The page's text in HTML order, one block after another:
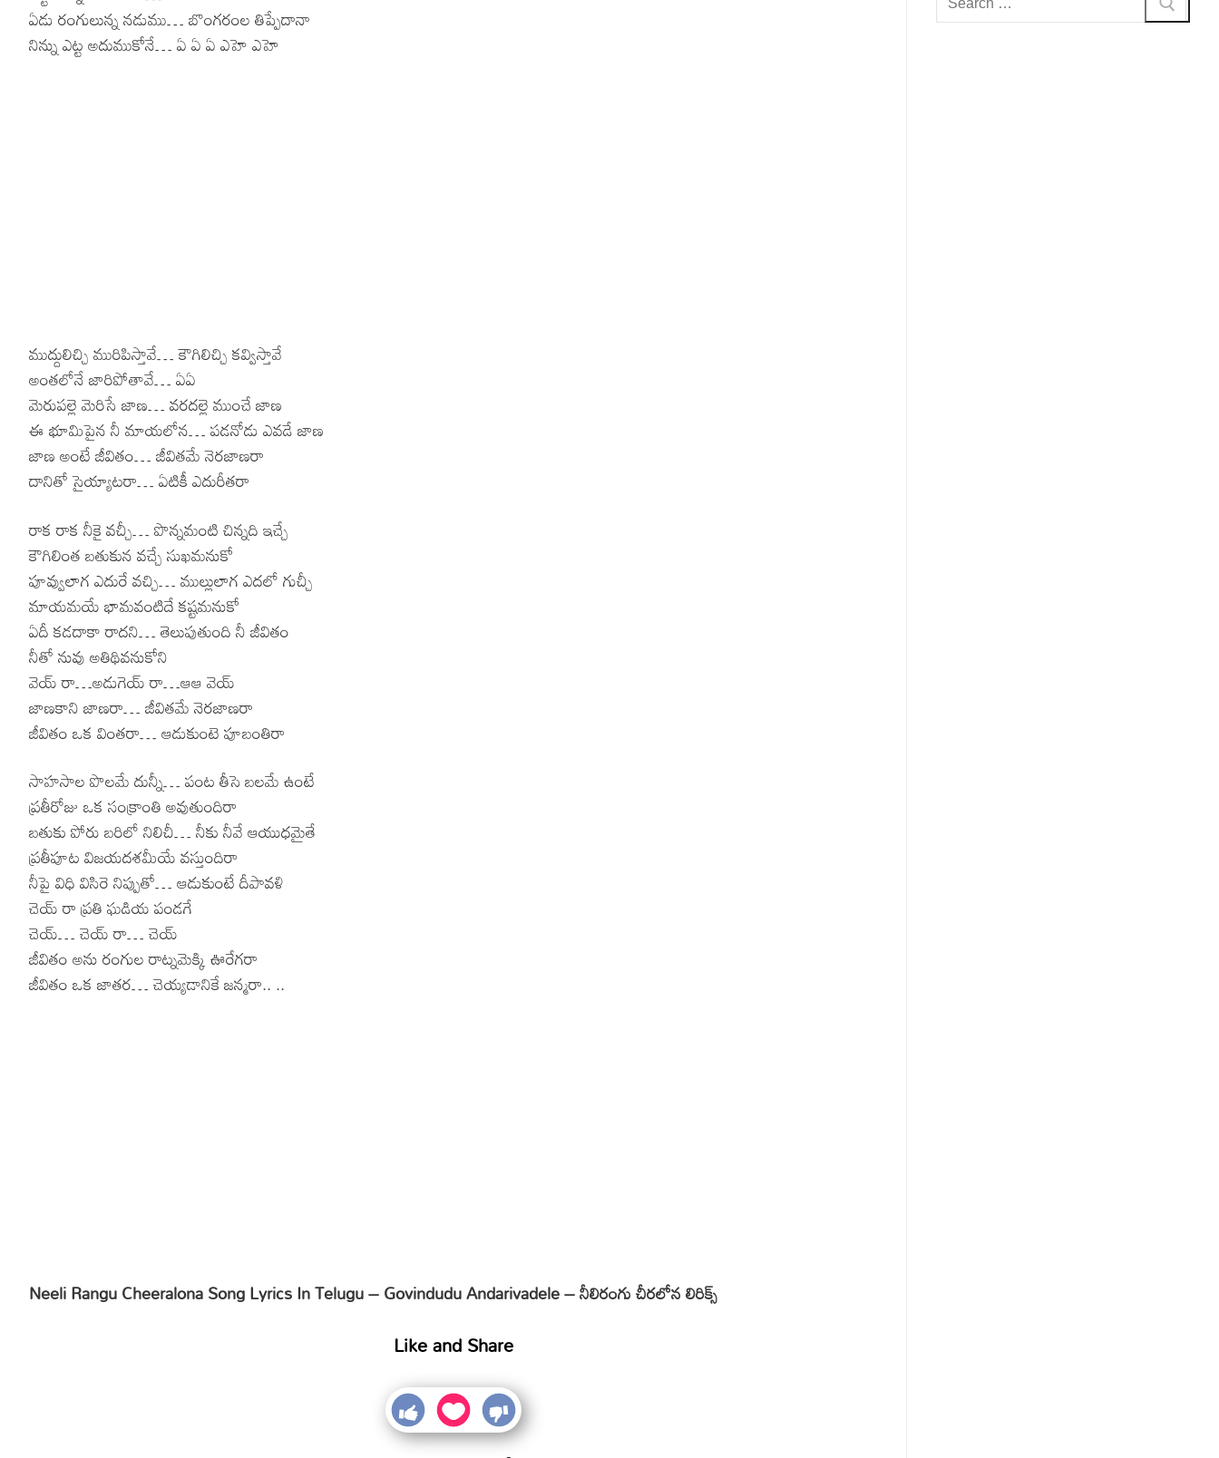
ఏడు రంగులున్న నడుము… బొంగరంల తిప్పేదానా
నిన్ను ఎట్ట అదుముకోనే… ఏ ఏ ఏ ఎహె ఎహె
ముద్దులిచ్చి మురిపిస్తావే… కౌగిలిచ్చి కవ్విస్తావే
అంతలోనే జారిపోతావే… ఏఏ
మెరుపల్లె మెరిసే జాణ… వరదల్లె ముంచే జాణ
ఈ భూమిపైన నీ మాయలోన… పడనోడు ఎవడే జాణ
జాణ అంటే జీవితం… జీవితమే నెరజాణరా
దానితో సైయ్యాటరా… ఏటికీ ఎదురీతరా
రాక రాక నీకై వచ్చీ… పొన్నమంటి చిన్నది ఇచ్చే
కౌగిలింత బతుకున వచ్చే సుఖమనుకో
పూవ్వులాగ ఎదురే వచ్చి… ముల్లులాగ ఎదలో గుచ్చీ
మాయమయే భామవంటిదే కష్టమనుకో
ఏదీ కడదాకా రాదని… తెలుపుతుంది నీ జీవితం
నీతో నువు అతిథివనుకోని
వెయ్ రా…అడుగెయ్ రా…ఆఆ వెయ్
జాణకాని జాణరా… జీవితమే నెరజాణరా
జీవితం ఒక వింతరా… ఆడుకుంటె పూబంతిరా
సాహసాల పొలమే దున్నీ… పంట తీసె బలమే ఉంటే
ప్రతీరోజు ఒక సంక్రాంతి అవుతుందిరా
బతుకు పోరు బరిలో నిలిచీ… నీకు నీవే ఆయుధమైతే
ప్రతీపూట విజయదశమీయే వస్తుందిరా
నీపై విధి విసిరె నిప్పుతో… ఆడుకుంటే దీపావళి
చెయ్ రా ప్రతి ఘడియ పండగే
చెయ్… చెయ్ రా… చెయ్
జీవితం అను రంగుల రాట్నమెక్కి ఊరేగరా
జీవితం ఒక జాతర… చెయ్యడానికే జన్మరా.. ..
Neeli Rangu Cheeralona Song Lyrics In Telugu – Govindudu Andarivadele – నీలిరంగు చీరలోన లిరిక్స్
Like and Share
for: